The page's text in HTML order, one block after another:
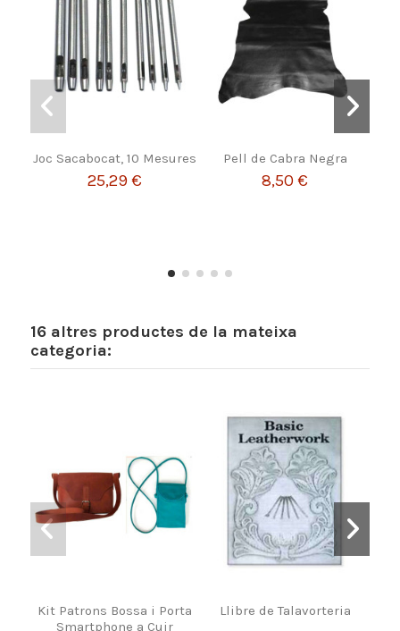
Joc Sacabocat, 10 Mesures
25,29 €
Pell de Cabra Negra
8,50 €
16 altres productes de la mateixa
categoria:
Kit Patrons Bossa i Porta
Smartphone a Cuir
Llibre de Talavorteria